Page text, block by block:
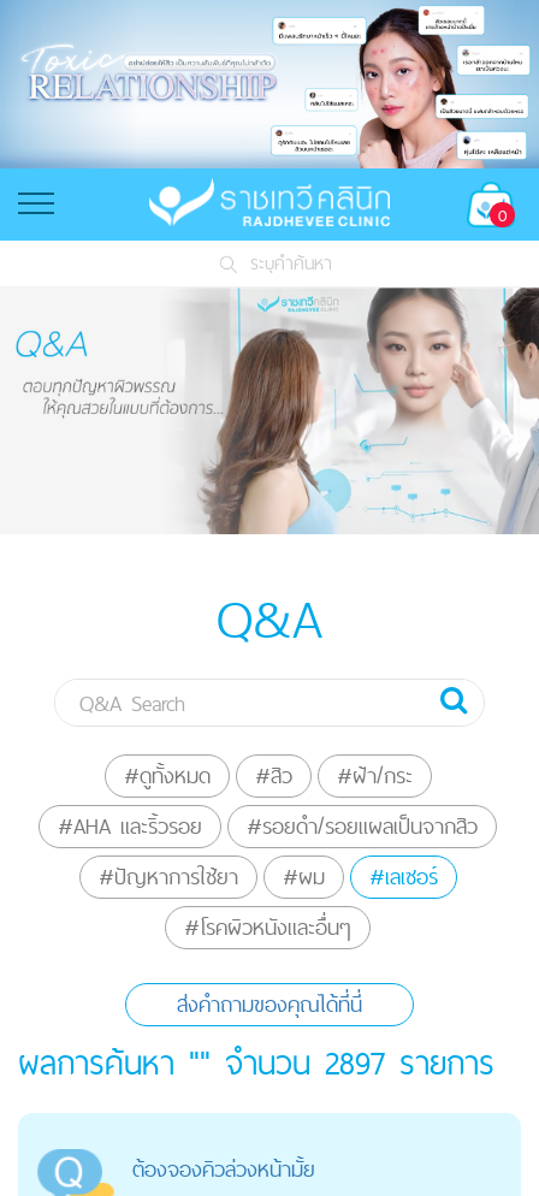
0
ระบุคำค้นหา
Q&A
#ดูทั้งหมด #สิว
#ฝ้า/กระ
#AHA และริ้วรอย
#รอยดำ/รอยแผลเป็นจากสิว
#ปัญหาการใช้ยา
#ผม
#เลเซอร์
#โรคผิวหนังและอื่นๆ
ส่งคำถามของคุณได้ที่นี่
ผลการค้นหา "" จำนวน 2897 รายการ
ต้องจองคิวล่วงหน้ามั้ย